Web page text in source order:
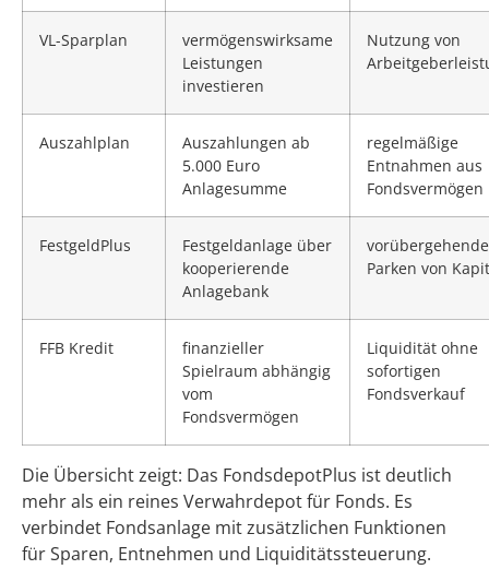
VL-Sparplan
vermögenswirksame
Leistungen
investieren
Nutzung von
Auszahlplan
Auszahlungen ab
5.000 Euro
Anlagesumme
regelmäßige
Entnahmen aus
Fondsvermögen
FestgeldPlus
Festgeldanlage über
kooperierende
Anlagebank
Parken von
FFB Kredit
finanzieller
Spielraum abhängig
vom
Fondsvermögen
Liquidität ohne
sofortigen
Fondsverkauf
Die Übersicht zeigt: Das FondsdepotPlus ist deutlich
mehr als ein reines Verwahrdepot für Fonds. Es
verbindet Fondsanlage mit zusätzlichen Funktionen
für Sparen, Entnehmen und Liquiditätssteuerung.